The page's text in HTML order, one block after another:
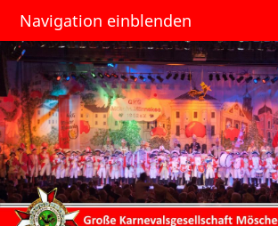
Navigation einblenden